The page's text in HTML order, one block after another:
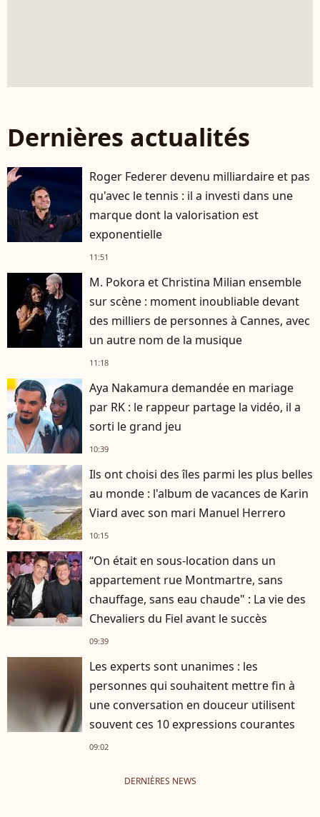
Dernières actualités
Roger Federer devenu milliardaire et pas
qu'avec le tennis : il a investi dans une
marque dont la valorisation est
exponentielle
11:51
M. Pokora et Christina Milian ensemble
sur scène : moment inoubliable devant
des milliers de personnes à Cannes, avec
un autre nom de la musique
11:18
Aya Nakamura demandée en mariage
par RK : le rappeur partage la vidéo, il a
sorti le grand jeu
10:39
Ils ont choisi des îles parmi les plus belles
au monde : l'album de vacances de Karin
Viard avec son mari Manuel Herrero
10:15
“On était en sous-location dans un
appartement rue Montmartre, sans
chauffage, sans eau chaude" : La vie des
Chevaliers du Fiel avant le succès
09:39
Les experts sont unanimes : les
personnes qui souhaitent mettre fin à
une conversation en douceur utilisent
souvent ces 10 expressions courantes
09:02
DERNIÈRES NEWS